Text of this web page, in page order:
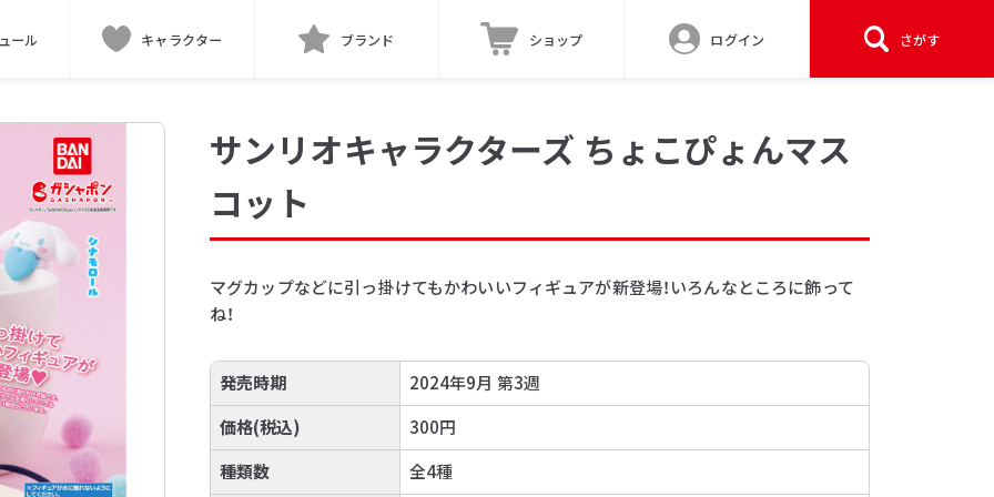
ール キャラクター ブランド ショップ ログイン さがす
サンリオキャラクターズ ちょこぴょんマス
コット
マグカップなどに引っ掛けてもかわいいフィギュアが新登場！いろんなところに飾って
ね！
発売時期
2024年9月 第3週
価格(税込)
300円
種類数
全4種